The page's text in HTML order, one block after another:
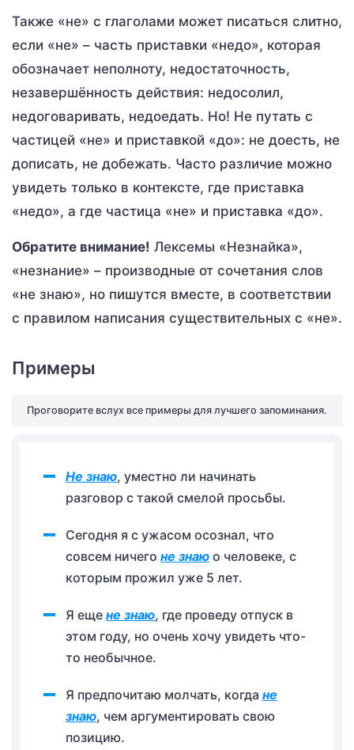
Также «не» с глаголами может писаться слитно,
если «не» – часть приставки «недо», которая
обозначает неполноту, недостаточность,
незавершённость действия: недосолил,
недоговаривать, недоедать. Но! Не путать с
частицей «не» и приставкой «до»: не доесть, не
дописать, не добежать. Часто различие можно
увидеть только в контексте, где приставка
«недо», а где частица «не» и приставка «до».
Обратите внимание! Лексемы «Незнайка»,
«незнание» – производные от сочетания слов
«не знаю», но пишутся вместе, в соответствии
с правилом написания существительных с «не».
Примеры
Проговорите вслух все примеры для лучшего запоминания.
Не знаю, уместно ли начинать
разговор с такой смелой просьбы.
Сегодня я с ужасом осознал, что
совсем ничего не знаю о человеке, с
которым прожил уже 5 лет.
Я еще не знаю, где проведу отпуск в
этом году, но очень хочу увидеть что-
то необычное.
Я предпочитаю молчать, когда не
знаю, чем аргументировать свою
позицию.